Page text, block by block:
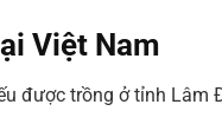
Việt Nam
được trồng ở tỉnh Lâm